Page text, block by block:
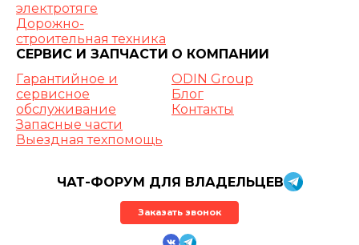
электротяге
Дорожно-
строительная техника
СЕРВИС И ЗАПЧАСТИ
Гарантийное и
сервисное
обслуживание
Запасные части
Выездная техпомощь
О КОМПАНИИ
ODIN Group
Блог
Контакты
ЧАТ-ФОРУМ ДЛЯ ВЛАДЕЛЬЦЕВ
Заказать звонок